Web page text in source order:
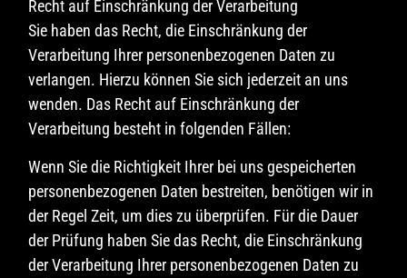
Recht auf Einschränkung der Verarbeitung
Sie haben das Recht, die Einschränkung der
Verarbeitung Ihrer personenbezogenen Daten zu
verlangen. Hierzu können Sie sich jederzeit an uns
wenden. Das Recht auf Einschränkung der
Verarbeitung besteht in folgenden Fällen:
Wenn Sie die Richtigkeit Ihrer bei uns gespeicherten
personenbezogenen Daten bestreiten, benötigen wir in
der Regel Zeit, um dies zu überprüfen. Für die Dauer
der Prüfung haben Sie das Recht, die Einschränkung
der Verarbeitung Ihrer personenbezogenen Daten zu